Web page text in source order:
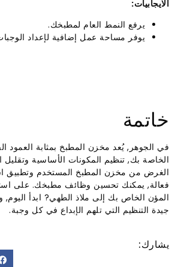
الايجابيات:
يرفع النمط العام لمطبخك.
يوفر مساحة عمل إضافية لإعداد
خاتمة
في الجوهر, يُعد مخزن المطبخ بمثابة العمود
الخاصة بك, تنظيم المكونات الأساسية وتقليل
الغرض من مخزن المطبخ المستخدم وتطبيق
فعالة, يمكنك تحسين وظائف مطبخك. على
المؤن الخاص بك إلى ملاذ الطهي? ابدأ
جيدة التنظيم التي تلهم الإبداع في كل وجبة.
يشارك: